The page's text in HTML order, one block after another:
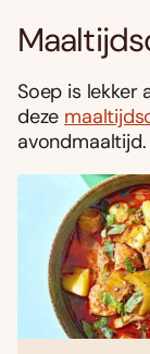
Soep is lekker
deze
avondmaaltijd.